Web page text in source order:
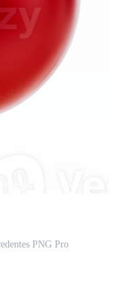
PNG Pro